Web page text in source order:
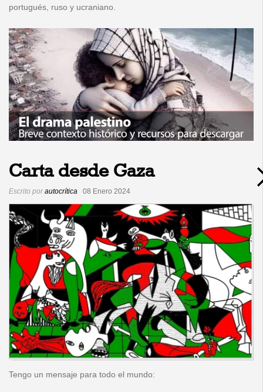
portugués, ruso y ucraniano.
Carta desde Gaza
Escrito porautocrítica 08 Enero 2024
Tengo un mensaje para todo el mundo: